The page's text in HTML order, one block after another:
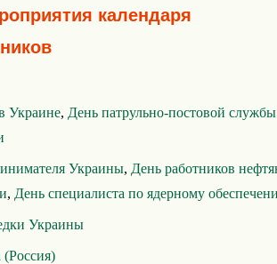
календаря
Украине, День патрульно-постовой
Украины, День работников
, День специалиста по ядерному
Украины
(Россия)